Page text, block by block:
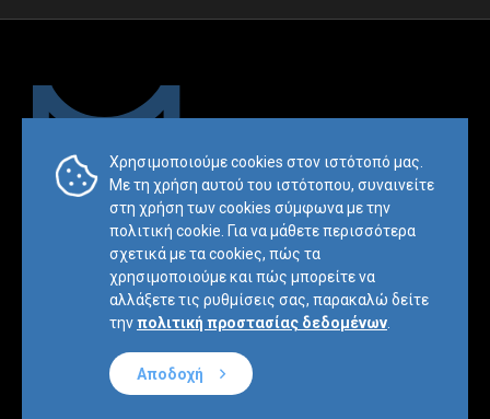
Χρησιμοποιούμε cookies στον ιστότοπό μας.
Με τη χρήση αυτού του ιστότοπου, συναινείτε
στη χρήση των cookies σύμφωνα με την
πολιτική cookie. Για να μάθετε περισσότερα
σχετικά με τα cookieς, πώς τα
χρησιμοποιούμε και πώς μπορείτε να
αλλάξετε τις ρυθμίσεις σας, παρακαλώ δείτε
τηνπολιτική προστασίας δεδομένων
Αποδοχή
Trademark & Copyright Notice:™ and © 2019 Mesimvria and its
related entities. All rights reserved.
Οροι και
Προϋποθέσεις
ιστοσελίδας
ND